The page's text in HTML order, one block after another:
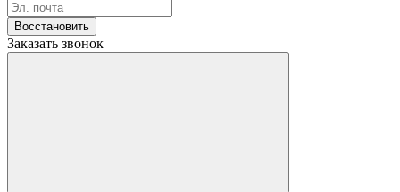
Восстановить
Заказать звонок